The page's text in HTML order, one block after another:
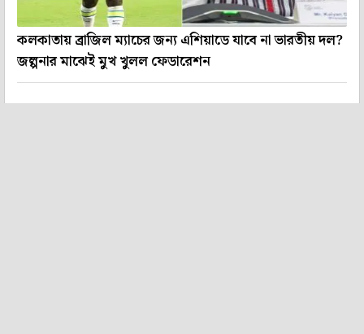
কলকাতায় ব্রাজিল ম্যাচের জন্য এশিয়াডে যাবে না ভারতীয় দল?
জল্পনার মাঝেই মুখ খুলল ফেডারেশন